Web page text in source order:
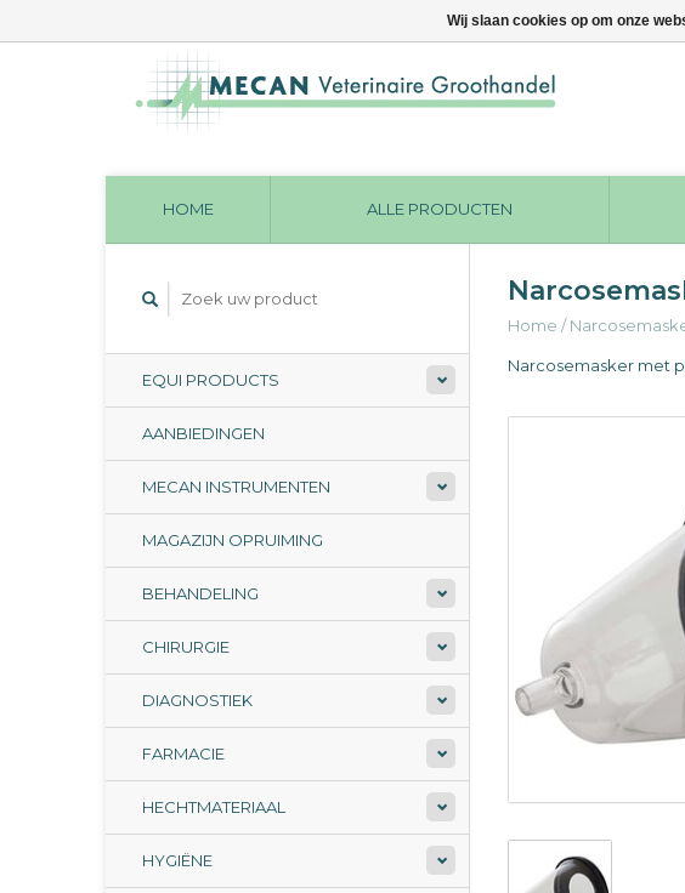
HOME ALLE PRODUCTEN
EQUI PRODUCTS
AANBIEDINGEN
MECAN INSTRUMENTEN
MAGAZIJN OPRUIMING
BEHANDELING
CHIRURGIE
DIAGNOSTIEK
FARMACIE
HECHTMATERIAAL
HYGIËNE
Home /
Narcosemasker met
Wij slaan cookies op om onze